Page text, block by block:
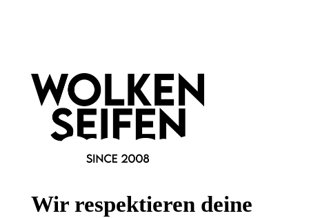
Informationen
Gesetzliche Informationen
Wissenswertes
Wir respektieren deine